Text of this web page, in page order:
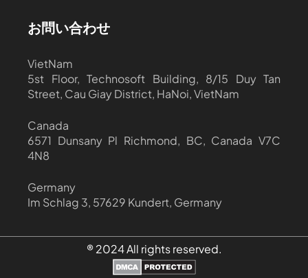
お問い合わせ
VietNam
5st Floor, Technosoft Building, 8/15 Duy Tan
Street, Cau Giay District, HaNoi, VietNam
Canada
6571 Dunsany Pl Richmond, BC, Canada V7C
4N8
Germany
Im Schlag 3, 57629 Kundert, Germany
® 2024 All rights reserved.